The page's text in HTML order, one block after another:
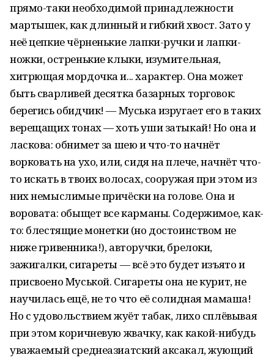
прямо-таки необходимой принадлежности
мартышек, как длинный и гибкий хвост. Зато у
неё цепкие чёрненькие лапки-ручки и лапки-
ножки, остренькие клыки, изумительная,
хитрющая мордочка и... характер. Она может
быть сварливей десятка базарных торговок:
берегись обидчик! — Муська изругает его в таких
верещащих тонах — хоть уши затыкай! Но она и
ласкова: обнимет за шею и что-то начнёт
ворковать на ухо, или, сидя на плече, начнёт что-
то искать в твоих волосах, сооружая при этом из
них немыслимые причёски на голове. Она и
воровата: обыщет все карманы. Содержимое, как-
то: блестящие монетки (но достоинством не
ниже гривенника!), авторучки, брелоки,
зажигалки, сигареты — всё это будет изъято и
присвоено Муськой. Сигареты она не курит, не
научилась ещё, не то что её солидная мамаша!
Но с удовольствием жуёт табак, лихо сплёвывая
при этом коричневую жвачку, как какой-нибудь
уважаемый среднеазиатский аксакал, жующий